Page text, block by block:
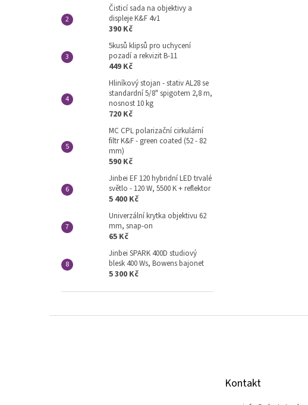
Čisticí sada na objektivy a
displeje K&F 4v1
390 Kč
5kusů klipsů pro uchycení
pozadí a rekvizit B-11
449 Kč
Hliníkový stojan - stativ AL28 se
standardní 5/8" spigotem 2,8 m,
nosnost 10 kg
720 Kč
MC CPL polarizační cirkulární
filtr K&F - green coated (52 - 82
mm)
590 Kč
Jinbei EF 120 hybridní LED trvalé
světlo - 120 W, 5500 K + reflektor
5 400 Kč
Univerzální krytka objektivu 62
mm, snap-on
65 Kč
Jinbei SPARK 400D studiový
blesk 400 Ws, Bowens bajonet
5 300 Kč
Kontakt